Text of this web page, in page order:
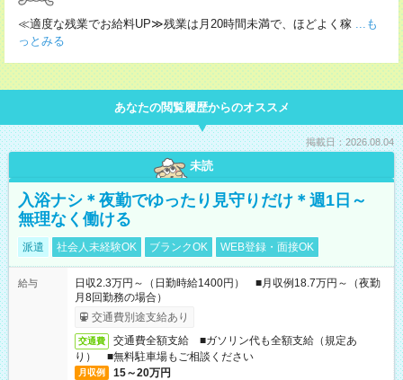
≪適度な残業でお給料UP≫残業は月20時間未満で、ほどよく稼 ...も
っとみる
あなたの閲覧履歴からのオススメ
掲載日：2026.08.04
未読
入浴ナシ＊夜勤でゆったり見守りだけ＊週1日～
無理なく働ける
派遣 社会人未経験OK ブランクOK WEB登録・面接OK
給与
日収2.3万円～（日勤時給1400円） ■月収例18.7万円～（夜勤
月8回勤務の場合）
交通費別途支給あり
交通費
交通費全額支給 ■ガソリン代も全額支給（規定あ
り） ■無料駐車場もご相談ください
月収例 15～20万円